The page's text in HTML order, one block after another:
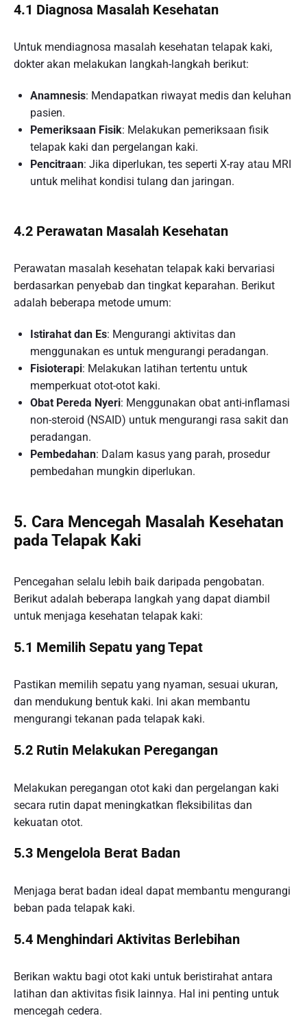
4.1 Diagnosa Masalah Kesehatan
Untuk mendiagnosa masalah kesehatan telapak kaki,
dokter akan melakukan langkah-langkah berikut:
Anamnesis: Mendapatkan riwayat medis dan keluhan
pasien.
Pemeriksaan Fisik: Melakukan pemeriksaan fisik
telapak kaki dan pergelangan kaki.
Pencitraan: Jika diperlukan, tes seperti X-ray atau MRI
untuk melihat kondisi tulang dan jaringan.
4.2 Perawatan Masalah Kesehatan
Perawatan masalah kesehatan telapak kaki bervariasi
berdasarkan penyebab dan tingkat keparahan. Berikut
adalah beberapa metode umum:
Istirahat dan Es: Mengurangi aktivitas dan
menggunakan es untuk mengurangi peradangan.
Fisioterapi: Melakukan latihan tertentu untuk
memperkuat otot-otot kaki.
Obat Pereda Nyeri: Menggunakan obat anti-inflamasi
non-steroid (NSAID) untuk mengurangi rasa sakit dan
peradangan.
Pembedahan: Dalam kasus yang parah, prosedur
pembedahan mungkin diperlukan.
5. Cara Mencegah Masalah Kesehatan
pada Telapak Kaki
Pencegahan selalu lebih baik daripada pengobatan.
Berikut adalah beberapa langkah yang dapat diambil
untuk menjaga kesehatan telapak kaki:
5.1 Memilih Sepatu yang Tepat
Pastikan memilih sepatu yang nyaman, sesuai ukuran,
dan mendukung bentuk kaki. Ini akan membantu
mengurangi tekanan pada telapak kaki.
5.2 Rutin Melakukan Peregangan
Melakukan peregangan otot kaki dan pergelangan kaki
secara rutin dapat meningkatkan fleksibilitas dan
kekuatan otot.
5.3 Mengelola Berat Badan
Menjaga berat badan ideal dapat membantu mengurangi
beban pada telapak kaki.
5.4 Menghindari Aktivitas Berlebihan
Berikan waktu bagi otot kaki untuk beristirahat antara
latihan dan aktivitas fisik lainnya. Hal ini penting untuk
mencegah cedera.